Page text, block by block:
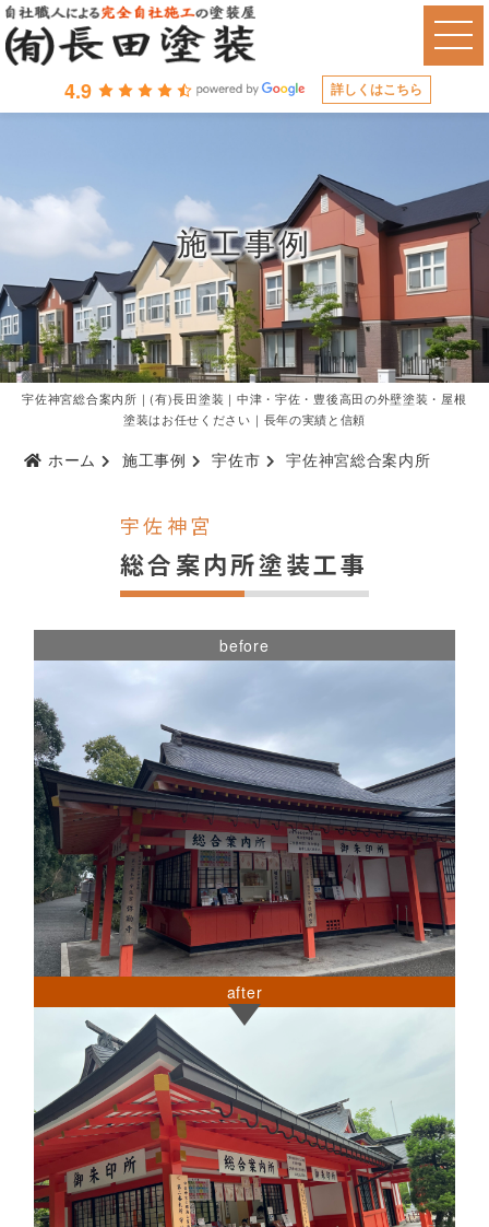
4.9 詳しくはこちら
施工事例
宇佐神宮総合案内所｜(有)長田塗装｜中津・宇佐・豊後高田の外壁塗装・屋根
塗装はお任せください｜長年の実績と信頼
ホーム 施工事例 宇佐市 宇佐神宮総合案内所
宇佐神宮
総合案内所塗装工事
before
after